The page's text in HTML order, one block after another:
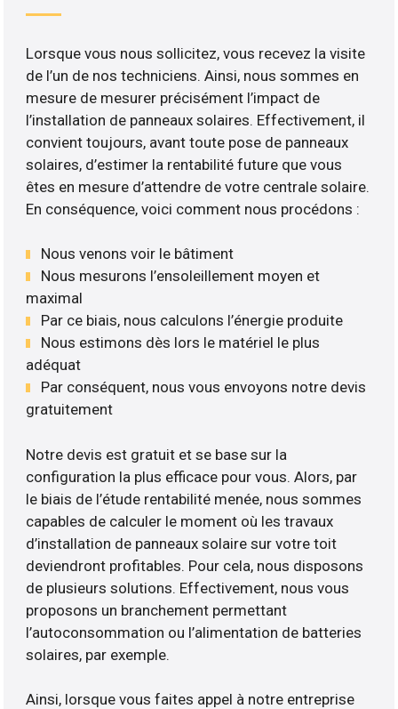
Lorsque vous nous sollicitez, vous recevez la visite
de l’un de nos techniciens. Ainsi, nous sommes en
mesure de mesurer précisément l’impact de
l’installation de panneaux solaires. Effectivement, il
convient toujours, avant toute pose de panneaux
solaires, d’estimer la rentabilité future que vous
êtes en mesure d’attendre de votre centrale solaire.
En conséquence, voici comment nous procédons :
Nous venons voir le bâtiment
Nous mesurons l’ensoleillement moyen et
maximal
Par ce biais, nous calculons l’énergie produite
Nous estimons dès lors le matériel le plus
adéquat
Par conséquent, nous vous envoyons notre devis
gratuitement
Notre devis est gratuit et se base sur la
configuration la plus efficace pour vous. Alors, par
le biais de l’étude rentabilité menée, nous sommes
capables de calculer le moment où les travaux
d’installation de panneaux solaire sur votre toit
deviendront profitables. Pour cela, nous disposons
de plusieurs solutions. Effectivement, nous vous
proposons un branchement permettant
l’autoconsommation ou l’alimentation de batteries
solaires, par exemple.
Ainsi, lorsque vous faites appel à notre entreprise